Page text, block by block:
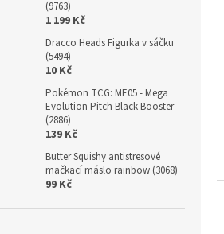
(9763)
1 199 Kč
Dracco Heads Figurka v sáčku
(5494)
10 Kč
Pokémon TCG: ME05 - Mega
Evolution Pitch Black Booster
(2886)
139 Kč
Butter Squishy antistresové
mačkací máslo rainbow (3068)
99 Kč